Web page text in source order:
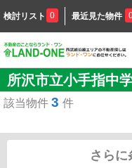
検討リスト 0 最近見た物件
所沢市立小手指中
該当物件 3 件
さらに